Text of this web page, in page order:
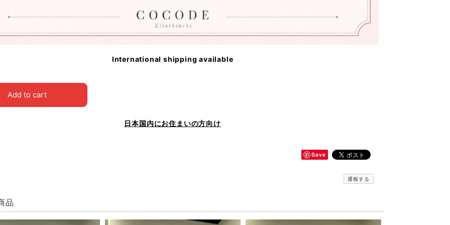
International shipping available
Add to cart
日本国内にお住まいの方向け
Save
通報する
品